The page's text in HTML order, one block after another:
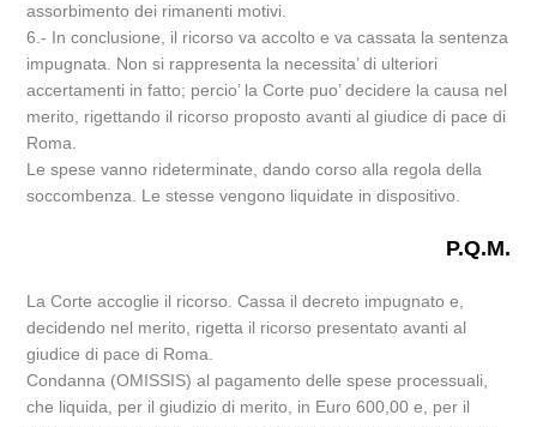
assorbimento dei rimanenti motivi.
6.- In conclusione, il ricorso va accolto e va cassata la sentenza
impugnata. Non si rappresenta la necessita’ di ulteriori
accertamenti in fatto; percio’ la Corte puo’ decidere la causa nel
merito, rigettando il ricorso proposto avanti al giudice di pace di
Roma.
Le spese vanno rideterminate, dando corso alla regola della
soccombenza. Le stesse vengono liquidate in dispositivo.
P.Q.M.
La Corte accoglie il ricorso. Cassa il decreto impugnato e,
decidendo nel merito, rigetta il ricorso presentato avanti al
giudice di pace di Roma.
Condanna (OMISSIS) al pagamento delle spese processuali,
che liquida, per il giudizio di merito, in Euro 600,00 e, per il